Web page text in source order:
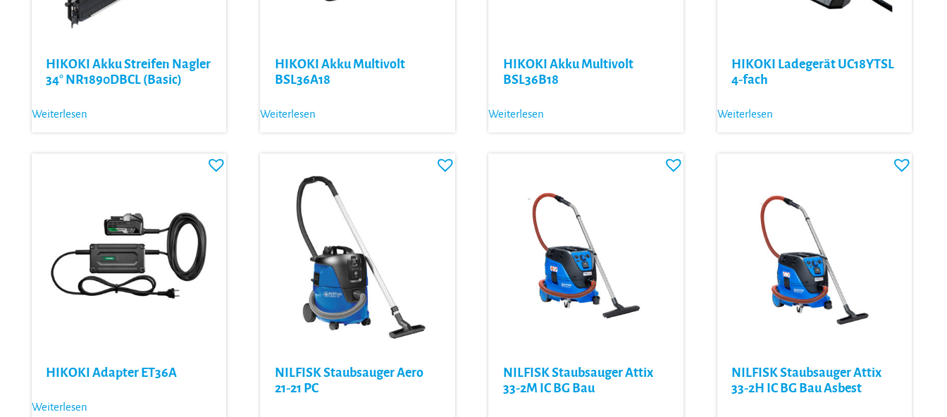
HIKOKI Akku Streifen Nagler
34° NR1890DBCL (Basic)
Weiterlesen
HIKOKI Akku Multivolt
BSL36A18
Weiterlesen
HIKOKI Akku Multivolt
BSL36B18
Weiterlesen
HIKOKI Ladegerät UC18YTSL
4-fach
Weiterlesen
HIKOKI Adapter ET36A
Weiterlesen
NILFISK Staubsauger Aero
21-21 PC
NILFISK Staubsauger Attix
33-2M IC BG Bau
NILFISK Staubsauger Attix
33-2H IC BG Bau Asbest